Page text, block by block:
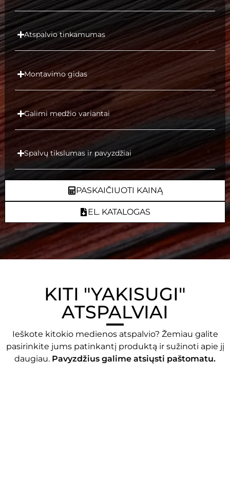
Atspalvio tinkamumas
Montavimo gidas
Galimi medžio variantai
Spalvų tikslumas ir pavyzdžiai
EL. KATALOGAS
PASKAIČIUOTI KAINĄ
KITI "YAKISUGI"
ATSPALVIAI
Ieškote kitokio medienos atspalvio? Žemiau galite
pasirinkite jums patinkantį produktą ir sužinoti apie jį
daugiau. Pavyzdžius galime atsiųsti paštomatu.